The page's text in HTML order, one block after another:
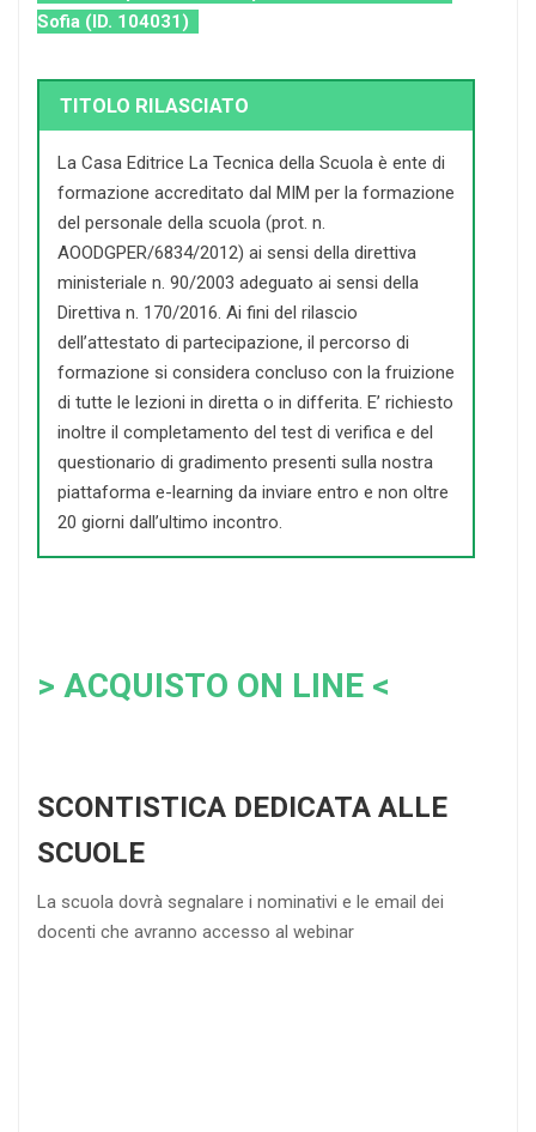
Sofia (ID. 104031)
TITOLO RILASCIATO
La Casa Editrice La Tecnica della Scuola è ente di
formazione accreditato dal MIM per la formazione
del personale della scuola (prot. n.
AOODGPER/6834/2012) ai sensi della direttiva
ministeriale n. 90/2003 adeguato ai sensi della
Direttiva n. 170/2016. Ai fini del rilascio
dell’attestato di partecipazione, il percorso di
formazione si considera concluso con la fruizione
di tutte le lezioni in diretta o in differita. E’ richiesto
inoltre il completamento del test di verifica e del
questionario di gradimento presenti sulla nostra
piattaforma e-learning da inviare entro e non oltre
20 giorni dall’ultimo incontro.
> ACQUISTO ON LINE <
SCONTISTICA DEDICATA ALLE
SCUOLE
La scuola dovrà segnalare i nominativi e le email dei
docenti che avranno accesso al webinar